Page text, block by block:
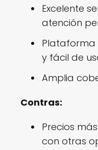
Excelente
atención
Plataforma
y fácil de
Amplia
Contras:
Precios
con otras